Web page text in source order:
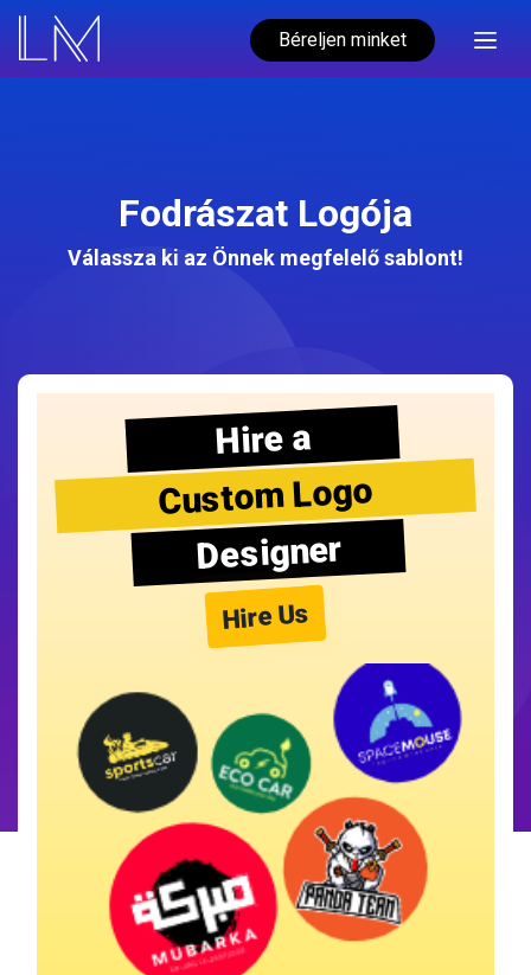
Béreljen minket
Fodrászat Logója
Válassza ki az Önnek megfelelő sablont!
Hire a
Custom Logo
Designer
Hire Us